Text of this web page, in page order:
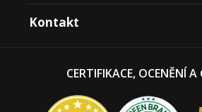
Kontakt
CERTIFIKACE, OCENĚNÍ A